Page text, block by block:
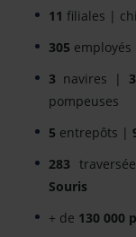
11 filiales |
305
3 navires | 3
pompeuses
5 entrepôts |
283
Souris
+ de 130 000